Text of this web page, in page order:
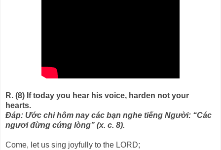
R. (8) If today you hear his voice, harden not your
hearts.
Ðáp: Ước chi hôm nay các bạn nghe tiếng Người: “Các
ngươi đừng cứng lòng” (x. c. 8).
Come, let us sing joyfully to the LORD;